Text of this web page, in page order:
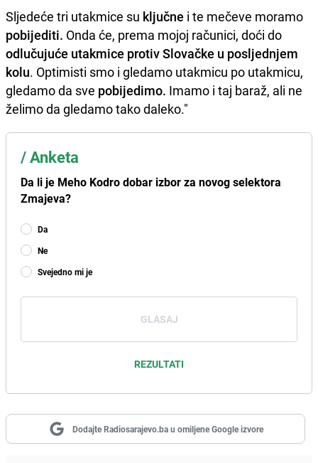
Sljedeće tri utakmice su ključne i te mečeve moramo
pobijediti. Onda će, prema mojoj računici, doći do
odlučujuće utakmice protiv Slovačke u posljednjem
kolu. Optimisti smo i gledamo utakmicu po utakmicu,
gledamo da sve pobijedimo. Imamo i taj baraž, ali ne
želimo da gledamo tako daleko."
/Anketa
Da li je Meho Kodro dobar izbor za novog selektora
Zmajeva?
Da
Ne
Svejedno mi je
GLASAJ
REZULTATI
Dodajte Radiosarajevo.ba u omiljene Google izvore